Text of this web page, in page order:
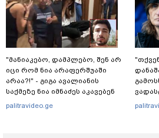
"მანიაკებო, დამპლებო, შენ არ
იცი რომ ნია არაფერშუაში
არაა?!" - გიგა ავალიანის
საქმეზე ნია იმნაძეს აკავებენ
palitravideo.ge
და­მი